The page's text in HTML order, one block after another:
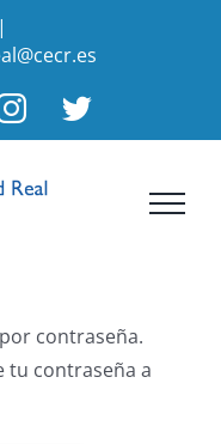
|
Instagram
Twitter
contraseña.
tu contraseña a